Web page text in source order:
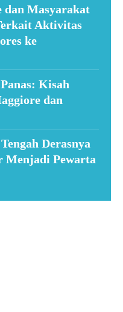
dan Masyarakat
Aktivitas
ke
Kisah
dan
Derasnya
Menjadi Pewarta